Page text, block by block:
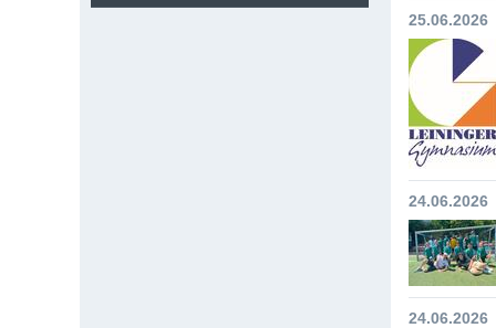
25.06.2026
24.06.2026
24.06.2026